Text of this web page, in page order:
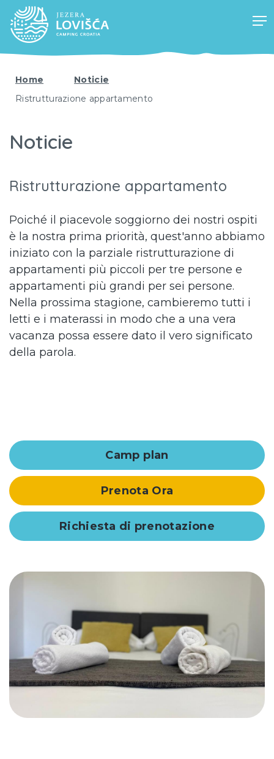
Home
Noticie
Ristrutturazione appartamento
Noticie
Ristrutturazione appartamento
Poiché il piacevole soggiorno dei nostri ospiti
è la nostra prima priorità, quest'anno abbiamo
iniziato con la parziale ristrutturazione di
appartamenti più piccoli per tre persone e
appartamenti più grandi per sei persone.
Nella prossima stagione, cambieremo tutti i
letti e i materassi in modo che a una vera
vacanza possa essere dato il vero significato
della parola.
Camp plan
Prenota Ora
Richiesta di prenotazione